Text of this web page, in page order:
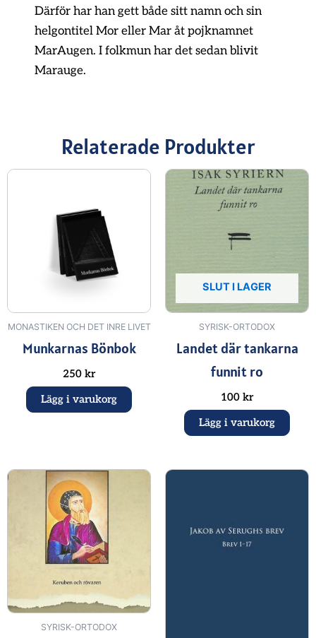
Därför har han gett både sitt namn och sin
helgontitel Mor eller Mar åt pojknamnet
MarAugen. I folkmun har det sedan blivit
Marauge.
Relaterade Produkter
MONASTIKEN OCH DET INRE LIVET
Munkarnas Bönbok
250 kr
Lägg i varukorg
SLUT I LAGER
SYRISK-ORTODOX
Landet där tankarna
funnit ro
100 kr
Lägg i varukorg
SYRISK-ORTODOX